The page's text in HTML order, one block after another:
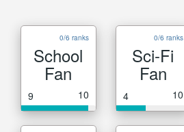
0/6 ranks
School
Fan
9 10
0/6 ranks
Sci-Fi
Fan
4 10